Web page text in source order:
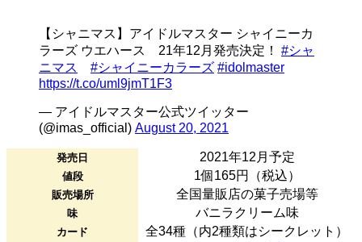
【シャニマス】アイドルマスター シャイニーカ
ラーズ ウエハース 21年12月発売決定！ #シャ
ニマス
#シャイニーカラーズ #idolmaster
https://t.co/uml9jmT1F3
— アイドルマスター公式ツイッター
(@imas_official) August 20, 2021
発売日 2021年12月予定
値段 1個165円（税込）
販売場所 全国量販店の菓子売場等
味 バニラクリーム味
カード 全34種（内2種類はシークレット）